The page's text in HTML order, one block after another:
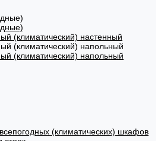
(климатический) настенный
(климатический) напольный
(климатический) напольный
(климатических) шкафов